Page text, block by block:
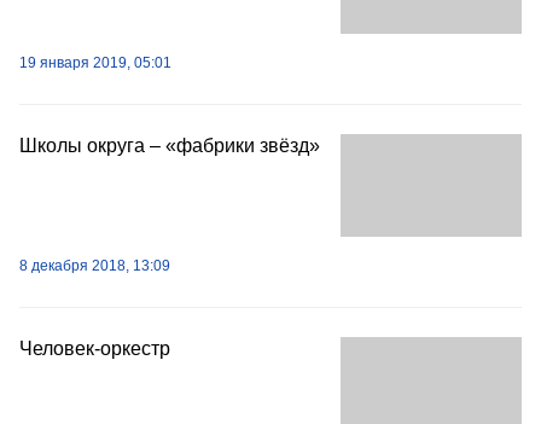
19 января 2019, 05:01
Школы округа – «фабрики звёзд»
8 декабря 2018, 13:09
Человек-оркестр